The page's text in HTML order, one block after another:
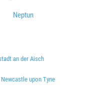
Neptun
an der Aisch
Newcastle upon Tyne